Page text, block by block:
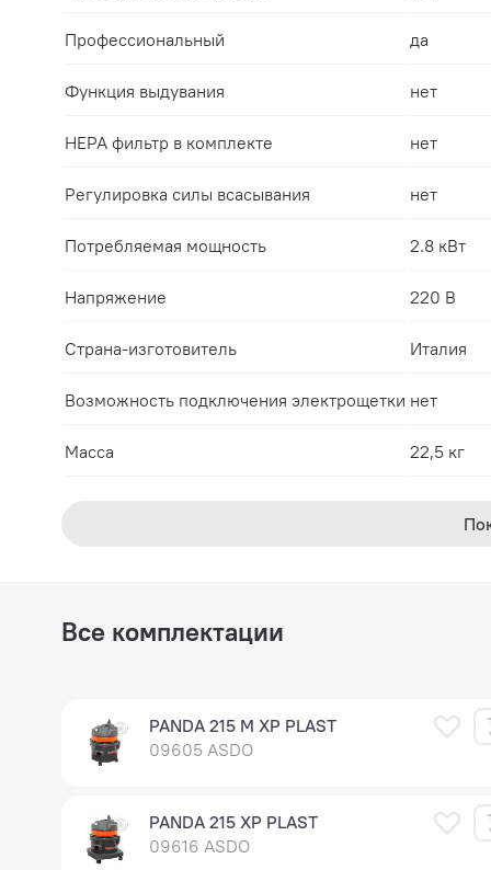
Профессиональный да
Функция выдувания нет
HEPA фильтр в комплекте нет
Регулировка силы всасывания нет
Потребляемая мощность 2.8 кВт
Напряжение 220 В
Страна-изготовитель Италия
Возможность подключения электрощетки нет
Масса 22,5 кг
Все комплектации
PANDA 215 M XP PLAST
09605 ASDO
PANDA 215 XP PLAST
09616 ASDO